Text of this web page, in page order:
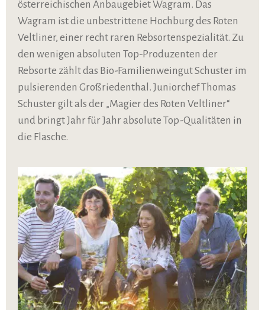
österreichischen Anbaugebiet Wagram. Das
Wagram ist die unbestrittene Hochburg des Roten
Veltliner, einer recht raren Rebsortenspezialität. Zu
den wenigen absoluten Top-Produzenten der
Rebsorte zählt das Bio-Familienweingut Schuster im
pulsierenden Großriedenthal. Juniorchef Thomas
Schuster gilt als der „Magier des Roten Veltliner“
und bringt Jahr für Jahr absolute Top-Qualitäten in
die Flasche.